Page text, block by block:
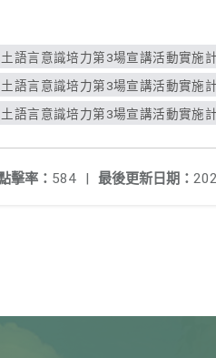
語言意識培力第3場宣講活動實施
語言意識培力第3場宣講活動實施
語言意識培力第3場宣講活動實施
最後更新日期：
擊率： 584 |